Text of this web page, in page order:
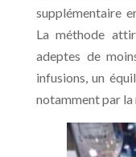
supplémentaire
La méthode
adeptes de
infusions, un
notamment par